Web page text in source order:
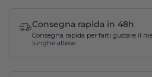
Consegna rapida in 48h
Consegna rapida per farti gustare il
lunghe attese.